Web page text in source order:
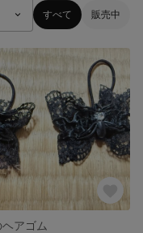
すべて 販売中
アゴム